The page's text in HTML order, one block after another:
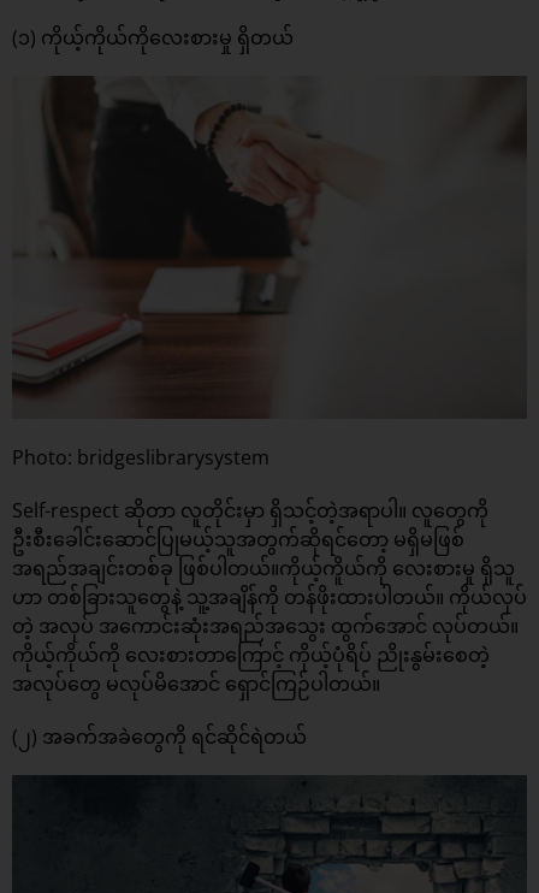
(၁) ကိုယ့်ကိုယ်ကိုလေးစားမှု ရှိတယ်
Photo: bridgeslibrarysystem
Self-respect ဆိုတာ လူတိုင်းမှာ ရှိသင့်တဲ့အရာပါ။ လူတွေကို
ဦးစီးခေါင်းဆောင်ပြုမယ့်သူအတွက်ဆိုရင်တော့ မရှိမဖြစ်
အရည်အချင်းတစ်ခု ဖြစ်ပါတယ်။ကိုယ့်ကိူယ်ကို လေးစားမှု ရှိသူ
ဟာ တစ်ခြားသူတွေနဲ့ သူ့အချိန်ကို တန်ဖိုးထားပါတယ်။ ကိုယ်လုပ်
တဲ့ အလုပ် အကောင်းဆုံးအရည်အသွေး ထွက်အောင် လုပ်တယ်။
ကိုယ့်ကိုယ်ကို လေးစားတာကြောင့် ကိုယ့်ပုံရိပ် ညိုးနွမ်းစေတဲ့
အလုပ်တွေ မလုပ်မိအောင် ရှောင်ကြဉ်ပါတယ်။
(၂) အခက်အခဲတွေကို ရင်ဆိုင်ရဲတယ်